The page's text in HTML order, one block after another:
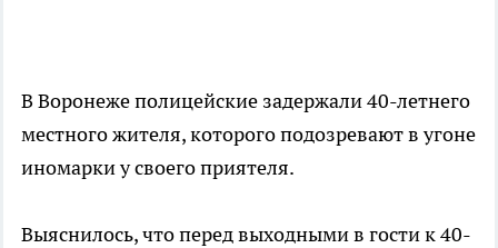
В Воронеже полицейские задержали 40-летнего
местного жителя, которого подозревают в угоне
иномарки у своего приятеля.
Выяснилось, что перед выходными в гости к 40-